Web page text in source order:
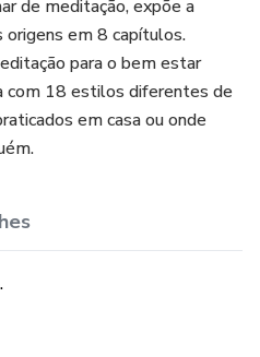
de meditação, expõe a
origens em 8 capítulos.
para o bem estar
com 18 estilos diferentes de
em casa ou onde